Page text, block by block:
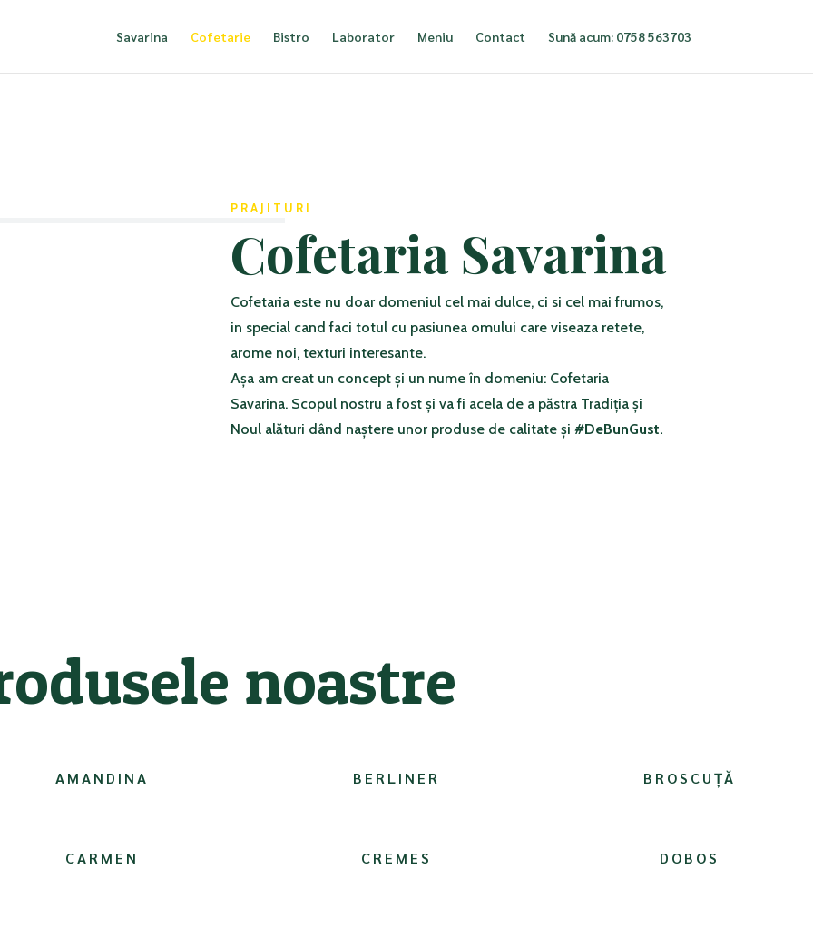
Savarina Cofetarie Bistro Laborator Meniu Contact Sună acum: 0758 563703
PRAJITURI
Cofetaria Savarina
Cofetaria este nu doar domeniul cel mai dulce, ci si cel mai frumos,
in special cand faci totul cu pasiunea omului care viseaza retete,
arome noi, texturi interesante.
Așa am creat un concept și un nume în domeniu: Cofetaria
Savarina. Scopul nostru a fost și va fi acela de a păstra Tradiția și
Noul alături dând naștere unor produse de calitate și #DeBunGust.
noastre
AMANDINA BERLINER BROSCUȚĂ
CARMEN CREMES DOBOS